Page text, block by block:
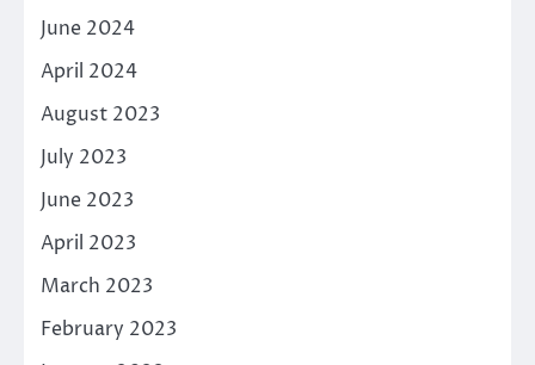
June 2024
April 2024
August 2023
July 2023
June 2023
April 2023
March 2023
February 2023